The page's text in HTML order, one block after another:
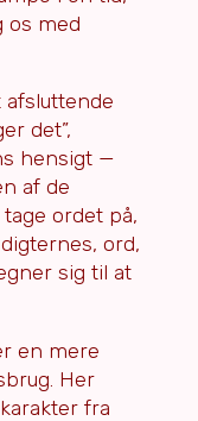
os med
afsluttende
det”,
hensigt —
af de
ordet på,
ord,
sig til at
en mere
Her
fra